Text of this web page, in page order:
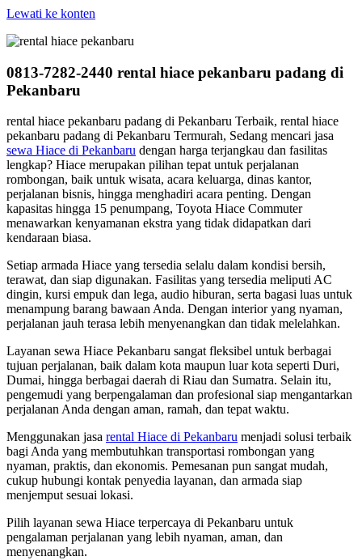
Lewati ke konten
0813-7282-2440 rental hiace pekanbaru padang di
Pekanbaru
rental hiace pekanbaru padang di Pekanbaru Terbaik, rental hiace
pekanbaru padang di Pekanbaru Termurah, Sedang mencari jasa
sewa Hiace di Pekanbaru dengan harga terjangkau dan fasilitas
lengkap? Hiace merupakan pilihan tepat untuk perjalanan
rombongan, baik untuk wisata, acara keluarga, dinas kantor,
perjalanan bisnis, hingga menghadiri acara penting. Dengan
kapasitas hingga 15 penumpang, Toyota Hiace Commuter
menawarkan kenyamanan ekstra yang tidak didapatkan dari
kendaraan biasa.
Setiap armada Hiace yang tersedia selalu dalam kondisi bersih,
terawat, dan siap digunakan. Fasilitas yang tersedia meliputi AC
dingin, kursi empuk dan lega, audio hiburan, serta bagasi luas untuk
menampung barang bawaan Anda. Dengan interior yang nyaman,
perjalanan jauh terasa lebih menyenangkan dan tidak melelahkan.
Layanan sewa Hiace Pekanbaru sangat fleksibel untuk berbagai
tujuan perjalanan, baik dalam kota maupun luar kota seperti Duri,
Dumai, hingga berbagai daerah di Riau dan Sumatra. Selain itu,
pengemudi yang berpengalaman dan profesional siap mengantarkan
perjalanan Anda dengan aman, ramah, dan tepat waktu.
Menggunakan jasa rental Hiace di Pekanbaru menjadi solusi terbaik
bagi Anda yang membutuhkan transportasi rombongan yang
nyaman, praktis, dan ekonomis. Pemesanan pun sangat mudah,
cukup hubungi kontak penyedia layanan, dan armada siap
menjemput sesuai lokasi.
Pilih layanan sewa Hiace terpercaya di Pekanbaru untuk
pengalaman perjalanan yang lebih nyaman, aman, dan
menyenangkan.